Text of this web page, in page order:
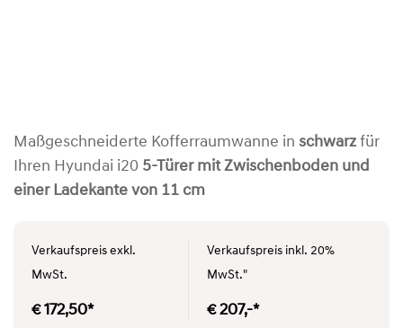
Maßgeschneiderte Kofferraumwanne in schwarz für
Ihren Hyundai i20 5-Türer mit Zwischenboden und
einer Ladekante von 11 cm
Verkaufspreis exkl.
MwSt.
€ 172,50*
Verkaufspreis inkl. 20%
MwSt."
€ 207,-*